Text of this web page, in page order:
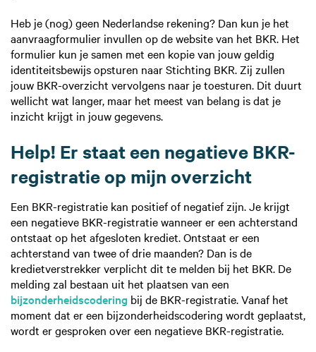
Heb je (nog) geen Nederlandse rekening? Dan kun je het
aanvraagformulier invullen op de website van het BKR. Het
formulier kun je samen met een kopie van jouw geldig
identiteitsbewijs opsturen naar Stichting BKR. Zij zullen
jouw BKR-overzicht vervolgens naar je toesturen. Dit duurt
wellicht wat langer, maar het meest van belang is dat je
inzicht krijgt in jouw gegevens.
Help! Er staat een negatieve BKR-
registratie op mijn overzicht
Een BKR-registratie kan positief of negatief zijn. Je krijgt
een negatieve BKR-registratie wanneer er een achterstand
ontstaat op het afgesloten krediet. Ontstaat er een
achterstand van twee of drie maanden? Dan is de
kredietverstrekker verplicht dit te melden bij het BKR. De
melding zal bestaan uit het plaatsen van een
bijzonderheidscodering bij de BKR-registratie. Vanaf het
moment dat er een bijzonderheidscodering wordt geplaatst,
wordt er gesproken over een negatieve BKR-registratie.